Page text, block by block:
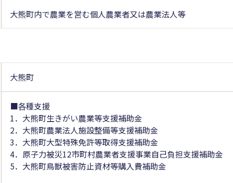
大熊町内で農業を営む個人農業者又は農業法人等
大熊町
■各種支援
1．大熊町生きがい農業等支援補助金
2．大熊町農業法人施設整備等支援補助金
3．大熊町大型特殊免許等取得支援補助金
4．原子力被災12市町村農業者支援事業自己負担支援補助金
5．大熊町鳥獣被害防止資材等購入費補助金